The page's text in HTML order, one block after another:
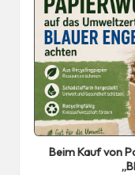
Posted
in
Beim Kauf von